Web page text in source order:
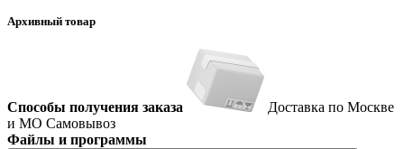
Архивный товар
Способы получения заказа
Доставка по Москве
и МО Самовывоз
Файлы и программы